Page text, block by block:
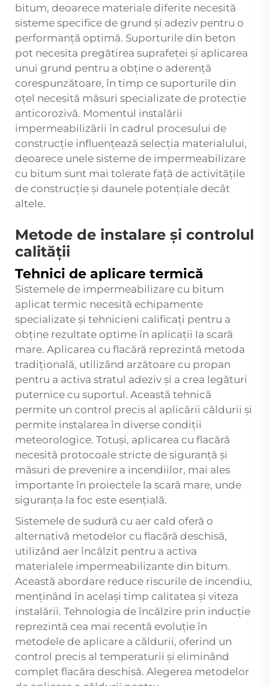
bitum, deoarece materiale diferite necesită
sisteme specifice de grund și adeziv pentru o
performanță optimă. Suporturile din beton
pot necesita pregătirea suprafeței și aplicarea
unui grund pentru a obține o aderență
corespunzătoare, în timp ce suporturile din
oțel necesită măsuri specializate de protecție
anticorozivă. Momentul instalării
impermeabilizării în cadrul procesului de
construcție influențează selecția materialului,
deoarece unele sisteme de impermeabilizare
cu bitum sunt mai tolerate față de activitățile
de construcție și daunele potențiale decât
altele.
Metode de instalare și controlul
calității
Tehnici de aplicare termică
Sistemele de impermeabilizare cu bitum
aplicat termic necesită echipamente
specializate și tehnicieni calificați pentru a
obține rezultate optime în aplicații la scară
mare. Aplicarea cu flacără reprezintă metoda
tradițională, utilizând arzătoare cu propan
pentru a activa stratul adeziv și a crea legături
puternice cu suportul. Această tehnică
permite un control precis al aplicării căldurii și
permite instalarea în diverse condiții
meteorologice. Totuși, aplicarea cu flacără
necesită protocoale stricte de siguranță și
măsuri de prevenire a incendiilor, mai ales
importante în proiectele la scară mare, unde
siguranța la foc este esențială.
Sistemele de sudură cu aer cald oferă o
alternativă metodelor cu flacără deschisă,
utilizând aer încălzit pentru a activa
materialele impermeabilizante din bitum.
Această abordare reduce riscurile de incendiu,
menținând în același timp calitatea și viteza
instalării. Tehnologia de încălzire prin inducție
reprezintă cea mai recentă evoluție în
metodele de aplicare a căldurii, oferind un
control precis al temperaturii și eliminând
complet flacăra deschisă. Alegerea metodelor